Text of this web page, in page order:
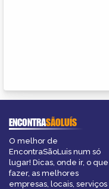
ENCONTRASÃOLUÍS
O melhor de
EncontraSãoLuis num só
lugar! Dicas, onde ir, o que
fazer, as melhores
empresas, locais, serviços